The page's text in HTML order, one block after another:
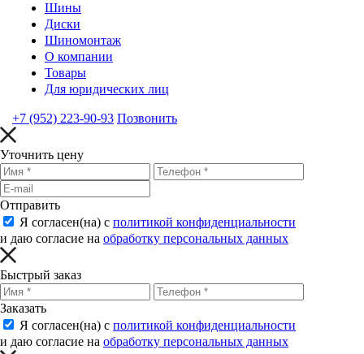
Шины
Диски
Шиномонтаж
О компании
Товары
Для юридических лиц
+7 (952) 223-90-93 Позвонить
Уточнить цену
Отправить
Я согласен(на) с политикой конфиденциальности
и даю согласие на обработку персональных данных
Быстрый заказ
Заказать
Я согласен(на) с политикой конфиденциальности
и даю согласие на обработку персональных данных